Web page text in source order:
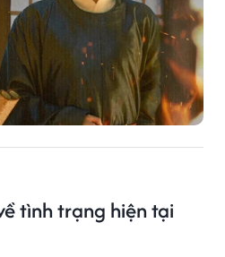
tình trạng hiện tại